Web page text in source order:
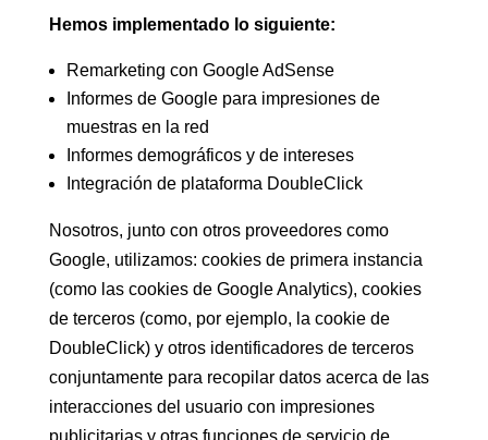
Hemos implementado lo siguiente:
Remarketing con Google AdSense
Informes de Google para impresiones de
muestras en la red
Informes demográficos y de intereses
Integración de plataforma DoubleClick
Nosotros, junto con otros proveedores como
Google, utilizamos: cookies de primera instancia
(como las cookies de Google Analytics), cookies
de terceros (como, por ejemplo, la cookie de
DoubleClick) y otros identificadores de terceros
conjuntamente para recopilar datos acerca de las
interacciones del usuario con impresiones
publicitarias y otras funciones de servicio de